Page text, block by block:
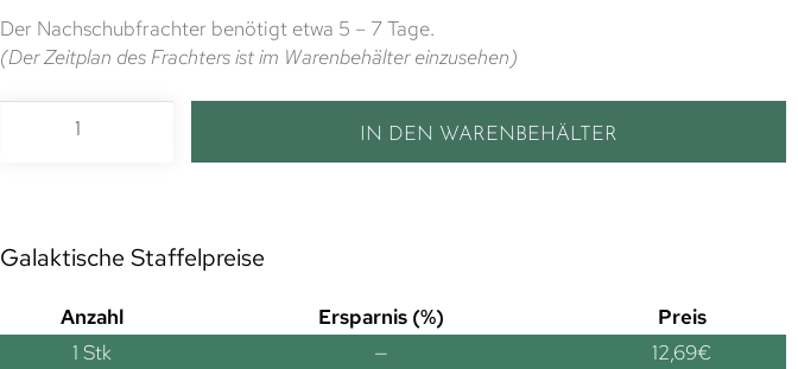
Der Nachschubfrachter benötigt etwa 5 – 7 Tage.
(Der Zeitplan des Frachters ist im Warenbehälter einzusehen)
IN DEN WARENBEHÄLTER
Galaktische Staffelpreise
Anzahl Ersparnis (%)
Preis
1 Stk — 12,69€